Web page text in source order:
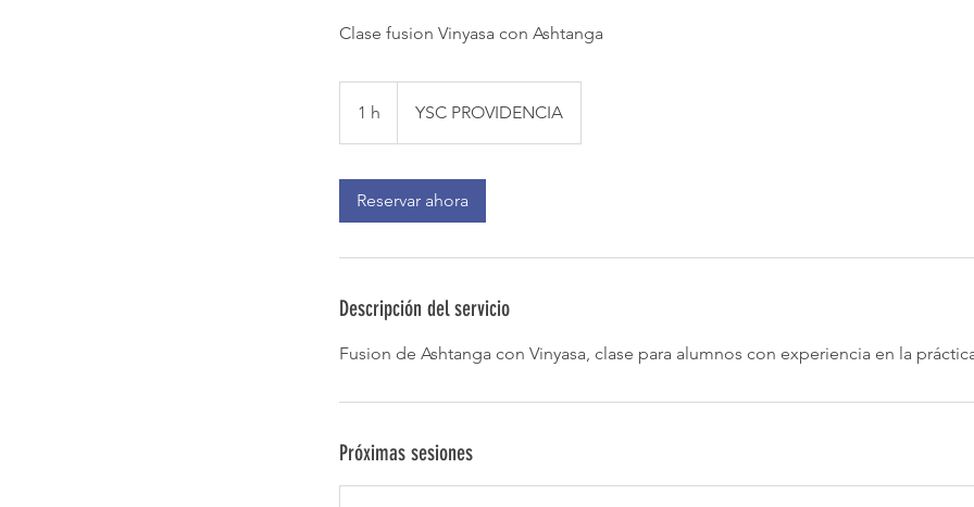
Clase fusion Vinyasa con Ashtanga
1 h YSC PROVIDENCIA
Reservar ahora
Descripción del servicio
Fusion de Ashtanga con Vinyasa, clase para alumnos con experiencia en la
Próximas sesiones